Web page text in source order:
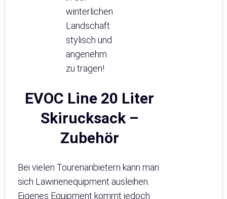
winterlichen
Landschaft
stylisch und
angenehm
zu tragen!
EVOC Line 20 Liter
Skirucksack –
Zubehör
Bei vielen Tourenanbietern kann man
sich Lawinenequipment ausleihen.
Eigenes Equipment kommt jedoch